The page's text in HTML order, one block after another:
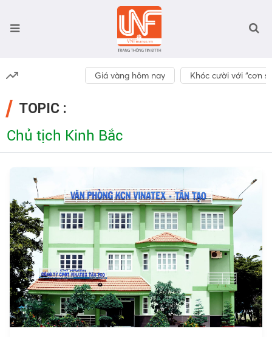
Giá vàng hôm nay Khóc cười với “cơn
TOPIC :
Chủ tịch Kinh Bắc